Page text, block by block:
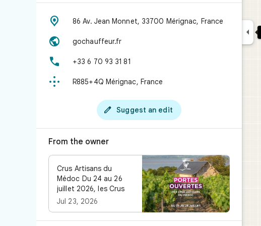
 86 Av. Jean Monnet, 33700 Mérignac, France
 gochauffeur.fr
 +33 6 70 93 31 81
 R885+4Q Mérignac, France
 Suggest an edit
From the owner
Crus Artisans du
Médoc Du 24 au 26
juillet 2026, les Crus
Artisans du Médoc
pour un week-end
Jul 23, 2026
